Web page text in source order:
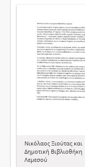
Νικόλαος Ξιούτας και
Δημοτική Βιβλιοθήκη
Λεμεσού